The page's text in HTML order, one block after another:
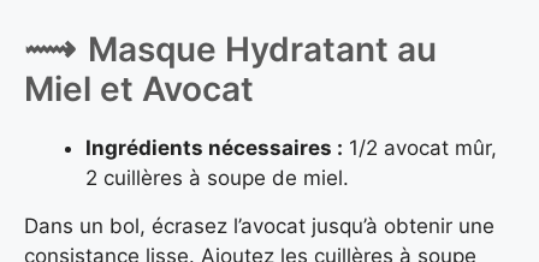
Masque Hydratant au
Miel et Avocat
Ingrédients nécessaires : 1/2 avocat mûr,
2 cuillères à soupe de miel.
Dans un bol, écrasez l’avocat jusqu’à obtenir une
consistance lisse. Ajoutez les cuillères à soupe